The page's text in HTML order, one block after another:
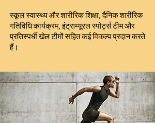
स्कूल स्वास्थ्य और शारीरिक शिक्षा, दैनिक शारीरिक
गतिविधि कार्यक्रम, इंट्राम्यूरल स्पोर्ट्स टीम और
प्रतिस्पर्धी खेल टीमों सहित कई विकल्प प्रदान करते
हैं।